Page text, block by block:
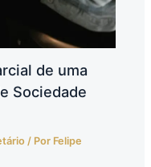
de uma
Sociedade
/ Por Felipe